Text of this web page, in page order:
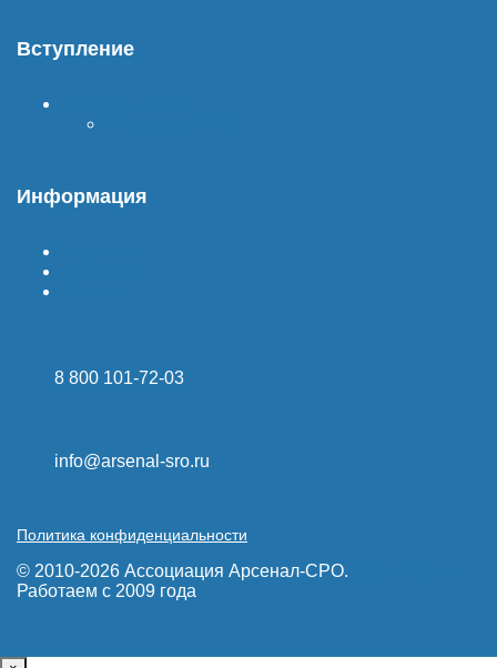
Политика конфиденциальности
Вступление
Информация
8 800 101-72-03
info@arsenal-sro.ru
© 2010-2026 Ассоциация Арсенал-СРО.
Работаем с 2009 года